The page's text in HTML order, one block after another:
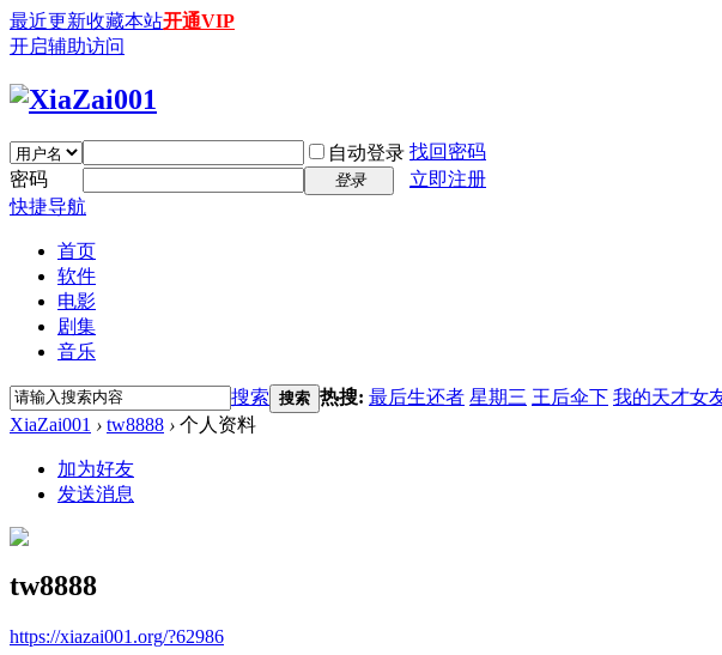
最近更新收藏本站开通VIP
开启辅助访问
自动登录 找回密码
密码
登录
立即注册
快捷导航
首页
软件
电影
剧集
音乐
搜索 搜索 热搜: 最后生还者 星期三 王后伞下 我的天才女
XiaZai001 › tw8888 › 个人资料
加为好友
发送消息
tw8888
https://xiazai001.org/?62986